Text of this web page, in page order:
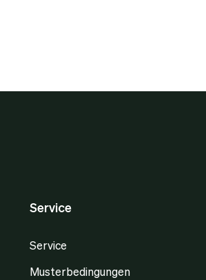
Service
Service
Musterbedingungen